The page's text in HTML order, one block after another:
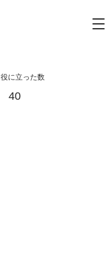
役に立った数
40